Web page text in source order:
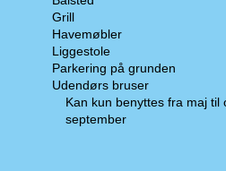
Grill
Havemøbler
Liggestole
Parkering på grunden
Udendørs bruser
Kan kun benyttes fra maj til
september